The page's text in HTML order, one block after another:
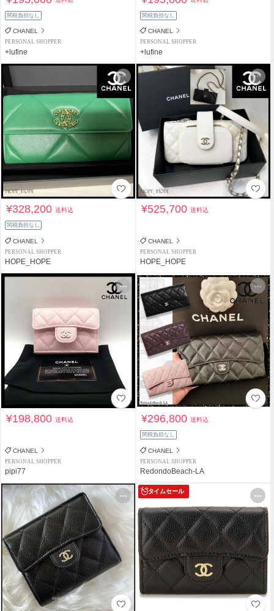
関税負担なし
CHANEL
PERSONAL SHOPPER
+lufine
関税負担なし
CHANEL
PERSONAL SHOPPER
+lufine
¥328,200送料込
関税負担なし
CHANEL
PERSONAL SHOPPER
HOPE_HOPE
¥525,700送料込
CHANEL
PERSONAL SHOPPER
HOPE_HOPE
¥198,800送料込
CHANEL
PERSONAL SHOPPER
pipi77
¥296,800送料込
関税負担なし
CHANEL
PERSONAL SHOPPER
RedondoBeach-LA
タイムセール